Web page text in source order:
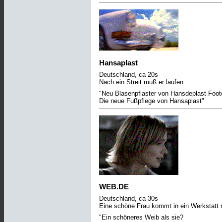
Hansaplast
Deutschland, ca 20s
Nach ein Streit muß er laufen...
"Neu Blasenpflaster von Hansdeplast
Die neue Fußpflege von Hansaplast"
WEB.DE
Deutschland, ca 30s
Eine schöne Frau kommt in ein
"Ein schöneres Weib als sie?